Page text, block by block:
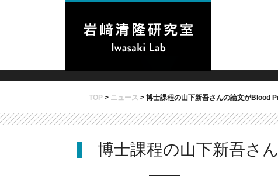
TOP > ニュース > 博士課程の山下新吾さんの論文がBlood
博士課程の山下新吾さ